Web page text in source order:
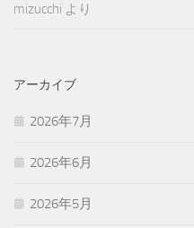
mizucchi より
アーカイブ
2026年7月
2026年6月
2026年5月